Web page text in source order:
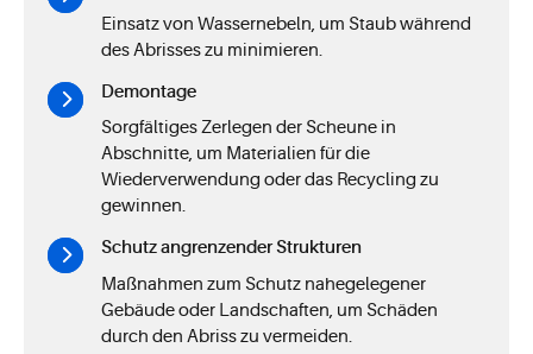
Einsatz von Wassernebeln, um Staub während
des Abrisses zu minimieren.
Demontage
Sorgfältiges Zerlegen der Scheune in
Abschnitte, um Materialien für die
Wiederverwendung oder das Recycling zu
gewinnen.
Schutz angrenzender Strukturen
Maßnahmen zum Schutz nahegelegener
Gebäude oder Landschaften, um Schäden
durch den Abriss zu vermeiden.